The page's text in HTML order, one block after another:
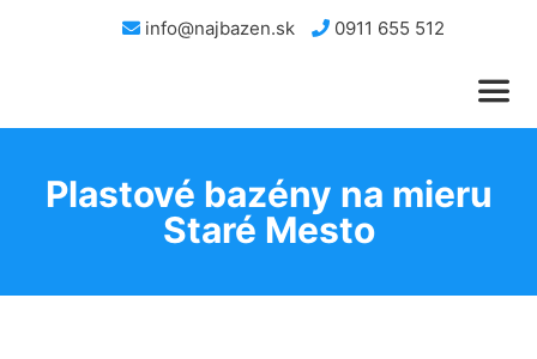
info@najbazen.sk 0911 655 512
Plastové bazény na mieru
Staré Mesto